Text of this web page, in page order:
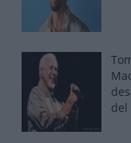
del